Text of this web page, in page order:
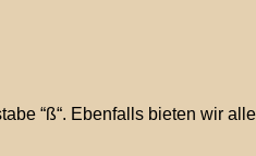
“ß“. Ebenfalls bieten wir